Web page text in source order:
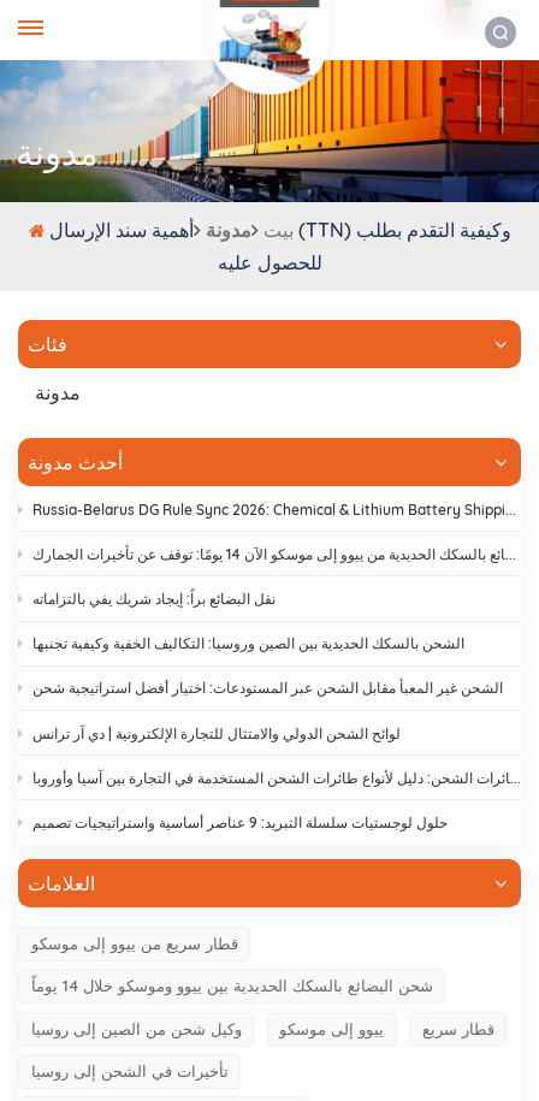
مدونة
بيت مدونة أهمية سند الإرسال (TTN) وكيفية التقدم بطلب
للحصول عليه
فئات
مدونة
أحدث مدونة
نقل البضائع براً: إيجاد شريك يفي بالتزاماته
الشحن بالسكك الحديدية بين الصين وروسيا: التكاليف الخفية وكيفية تجنبها
الشحن غير المعبأ مقابل الشحن عبر المستودعات: اختيار أفضل استراتيجية شحن
لوائح الشحن الدولي والامتثال للتجارة الإلكترونية | دي آر ترانس
حلول لوجستيات سلسلة التبريد: 9 عناصر أساسية واستراتيجيات تصميم
العلامات
قطار سريع من ييوو إلى موسكو
شحن البضائع بالسكك الحديدية بين ييوو وموسكو خلال 14 يوماً
وكيل شحن من الصين إلى روسيا ييوو إلى موسكو قطار سريع
تأخيرات في الشحن إلى روسيا